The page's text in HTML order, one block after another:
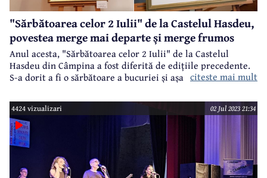
"Sărbătoarea celor 2 Iulii" de la Castelul Hasdeu,
povestea merge mai departe și merge frumos
Anul acesta, "Sărbătoarea celor 2 Iulii" de la Castelul
Hasdeu din Câmpina a fost diferită de edițiile precedente.
S-a dorit a fi o sărbătoare a bucuriei și așa a fost. Muzică,
prin care să se marcheze ediția aniversară. Pentru că, 2023
este anul în care “Sărbătoarea celor 2 Iulii” a ajuns la cea
de-a 30-a ediție, prima după restaurarea Castelului cu
fonduri europene.
citeste mai mult
4424 vizualizari 02 Jul 2023 21:34